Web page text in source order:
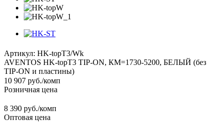
Артикул: HK-topT3/Wk
AVENTOS HK-topT3 TIP-ON, КМ=1730-5200, БЕЛЫЙ (без
TIP-ON и пластины)
10 907 руб./комп
Розничная цена
8 390 руб./комп
Оптовая цена